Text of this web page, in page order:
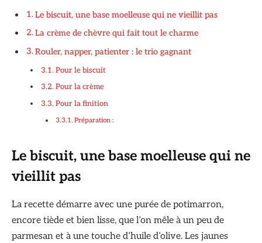
Le biscuit, une base moelleuse qui ne vieillit pas
La crème de chèvre qui fait tout le charme
Rouler, napper, patienter : le trio gagnant
Pour le biscuit
Pour la crème
Pour la finition
Préparation :
Le biscuit, une base moelleuse qui ne
vieillit pas
La recette démarre avec une purée de potimarron,
encore tiède et bien lisse, que l’on mêle à un peu de
parmesan et à une touche d’huile d’olive. Les jaunes